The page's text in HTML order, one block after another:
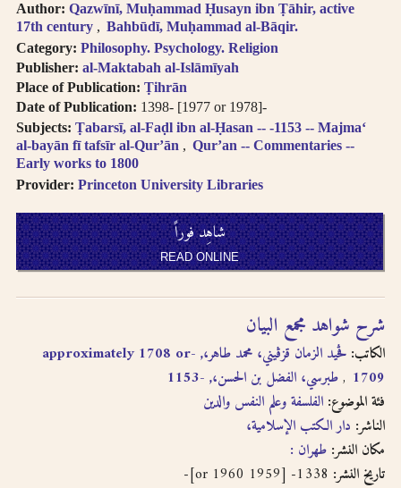
possessive suffix
appears as -
iyah and not as -
iyyah, i.e. search for
Hanafiyah.
Tanwīn al-Fatḥ is
written in
transliteration as -
an, i.e. search for
khassatan.
Tāʼ Marbūṭah is
written as -h for
single nouns and -t
in cases of al-Iḍāfah
(compound nouns).
Author: Qazwīnī, Muḥammad Ḥusayn ibn Ṭāhir, active
17th century
Bahbūdī, Muḥammad al-Bāqir.
Category: Philosophy. Psychology. Religion
Publisher: al-Maktabah al-Islāmīyah
Place of Publication: Ṭihrān
Date of Publication: 1398- [1977 or 1978]-
Subjects: Ṭabarsī, al-Faḍl ibn al-Ḥasan -- -1153 -- Majmaʻ
al-bayān fī tafsīr al-Qurʼān
Qurʼan -- Commentaries --
Early works to 1800
Provider: Princeton University Libraries
شاهِد فوراً
READ ONLINE
شرح شواهد مجمع البيان
الكاتب:
ڤحيد الزمان قزڤيني، محمد طاهر،, -approximately 1708 or
1709
طبرسي، الفضل بن الحسن،, -1153
فئة الموضوع: الفلسفة وعلم النفس والدين
الناشر: دار الكتب الإسلامية،
مكان النشر: طهران :
تاريخ النشر: